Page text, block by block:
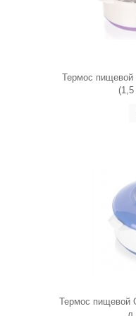
Термос пищевой
Термос пищевой